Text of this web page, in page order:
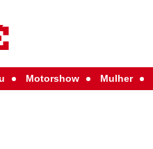
Motorshow Mulher